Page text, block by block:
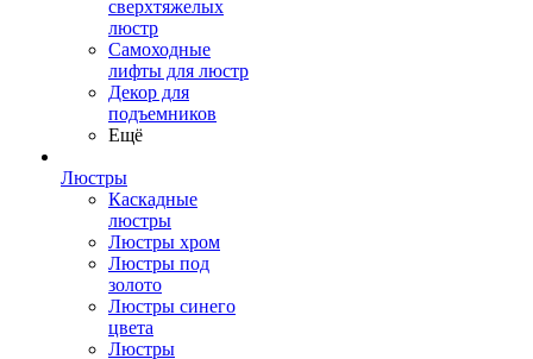
сверхтяжелых
люстр
Самоходные
лифты для люстр
Декор для
подъемников
Ещё
Люстры
Каскадные
люстры
Люстры хром
Люстры под
золото
Люстры синего
цвета
Люстры